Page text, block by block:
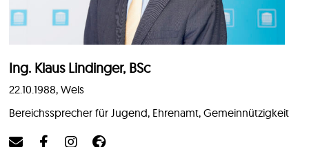
Ing. Klaus Lindinger, BSc
22.10.1988, Wels
Bereichssprecher für Jugend, Ehrenamt, Gemeinnützigkeit